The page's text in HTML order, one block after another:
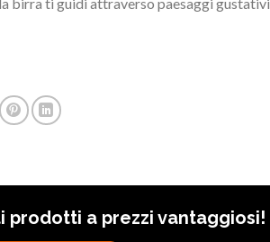
birra ti guidi attraverso paesaggi gustativi
prodotti a prezzi vantaggiosi!